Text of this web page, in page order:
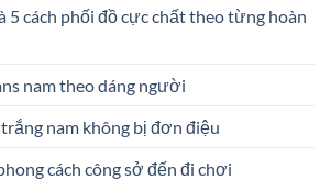
5 cách phối đồ cực chất theo từng hoàn
nam theo dáng người
nam không bị đơn điệu
cách công sở đến đi chơi